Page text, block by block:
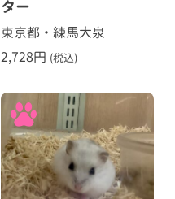
ター
東京都・練馬大泉
2,728円 (税込)